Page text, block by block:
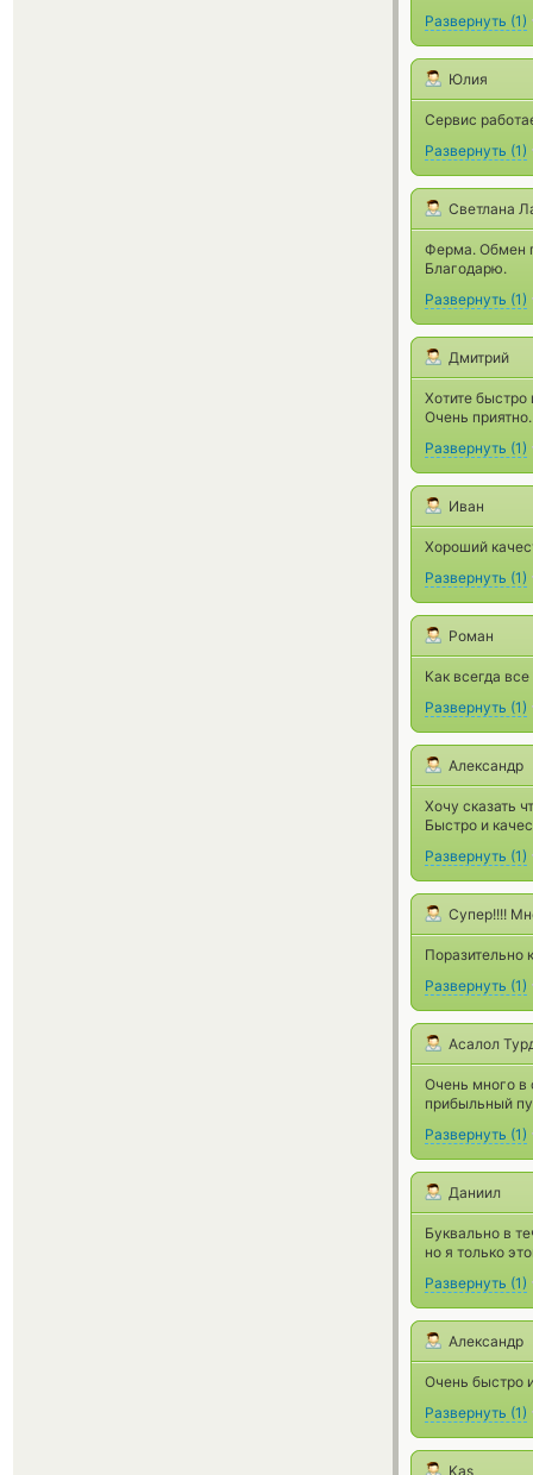
Развернуть (1)
Юлия
Сервис
Развернуть (1)
Светлана
Ферма. Обмен
Благодарю.
Развернуть (1)
Дмитрий
Хотите быстро
Очень
Развернуть (1)
Иван
Хороший
Развернуть (1)
Роман
Как всегда
Развернуть (1)
Александр
Хочу сказать
Быстро и
Развернуть (1)
Супер!!!!
Поразительно
Развернуть (1)
Асалол
Очень много в
прибыльный
Развернуть (1)
Даниил
Буквально в
но я только
Развернуть (1)
Александр
Очень быстро
Развернуть (1)
Kas